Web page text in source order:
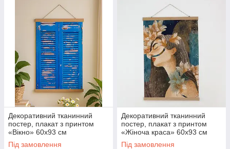
Декоративний тканинний
постер, плакат з принтом
«Вікно» 60х93 см
(TPSR_22S062)
Під замовлення
Декоративний тканинний
постер, плакат з принтом
«Жіноча краса» 60х93 см
(TPSR_22S061)
Під замовлення